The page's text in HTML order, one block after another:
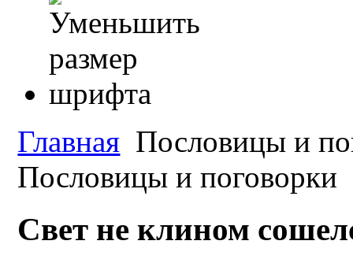
Главная Пословицы и
Пословицы и поговорки
Свет не клином